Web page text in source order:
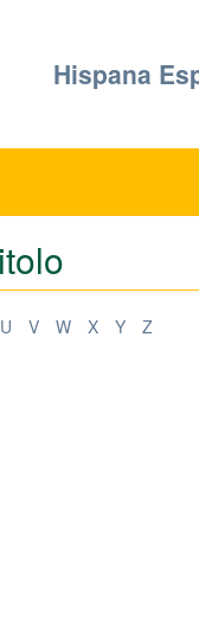
Hispana
U V W X Y Z